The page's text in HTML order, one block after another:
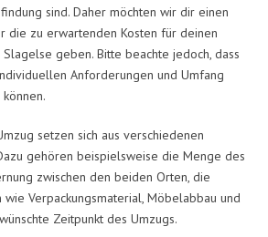
sind. Daher möchten wir dir einen
die zu erwartenden Kosten für deinen
geben. Bitte beachte jedoch, dass
Anforderungen und Umfang
setzen sich aus verschiedenen
gehören beispielsweise die Menge des
zwischen den beiden Orten, die
Verpackungsmaterial, Möbelabbau und
Zeitpunkt des Umzugs.